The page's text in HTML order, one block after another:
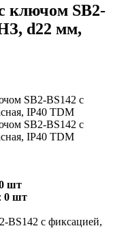
ключом SB2-
d22 мм,
шт
0 шт
BS142 с фиксацией,